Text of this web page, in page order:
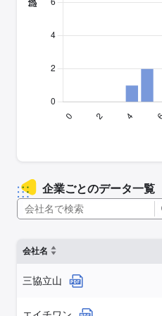
企業ごとのデータ一覧
会社名
三協立山